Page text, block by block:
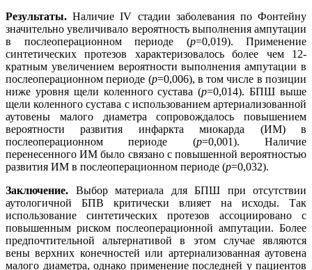
Результаты. Наличие IV стадии заболевания по Фонтейну
значительно увеличивало вероятность выполнения ампутации
в послеоперационном периоде (р=0,019). Применение
синтетических протезов характеризовалось более чем 12-
кратным увеличением вероятности выполнения ампутации в
послеоперационном периоде (р=0,006), в том числе в позиции
ниже уровня щели коленного сустава (р=0,014). БПШ выше
щели коленного сустава с использованием артериализованной
аутовены малого диаметра сопровождалось повышением
вероятности развития инфаркта миокарда (ИМ) в
послеоперационном периоде (р=0,001). Наличие
перенесенного ИМ было связано с повышенной вероятностью
развития ИМ в послеоперационном периоде (р=0,032).
Заключение. Выбор материала для БПШ при отсутствии
аутологичной БПВ критически влияет на исходы. Так
использование синтетических протезов ассоциировано с
повышенным риском послеоперационной ампутации. Более
предпочтительной альтернативой в этом случае являются
вены верхних конечностей или артериализованная аутовена
малого диаметра, однако применение последней у пациентов